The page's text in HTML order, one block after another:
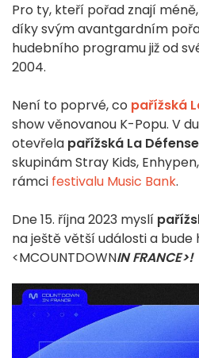
Pro ty, kteří pořad znají méně,
díky svým avantgardním
hudebního programu již od
2004.
Není to poprvé, co pařížská
show věnovanou K-Popu. V
otevřela pařížská La
skupinám Stray Kids,
rámci festivalu Music Bank.
Dne 15. října 2023 myslí
na ještě větší události a bude
<MCOUNTDOWNIN FRANCE>!